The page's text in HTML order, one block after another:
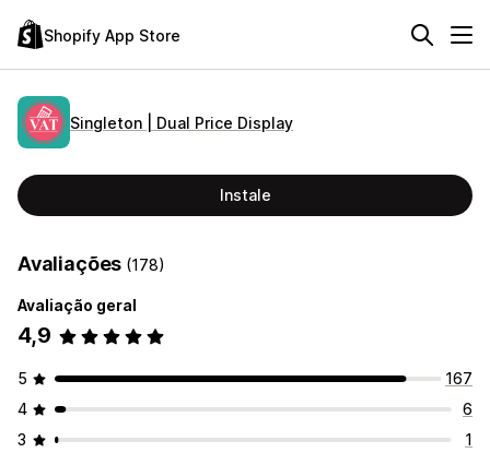
Shopify App Store
Singleton | Dual Price Display
Instale
Avaliações (178)
Avaliação geral
4,9
5
167
4
6
3
1